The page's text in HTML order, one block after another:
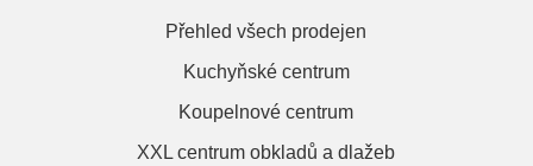
Přehled všech prodejen
Kuchyňské centrum
Koupelnové centrum
XXL centrum obkladů a dlažeb